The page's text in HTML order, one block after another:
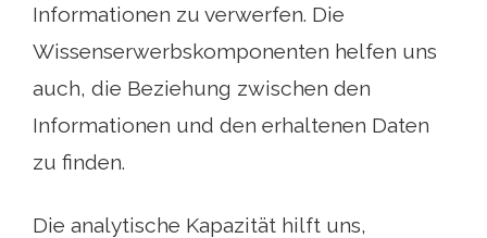
Informationen zu verwerfen. Die
Wissenserwerbskomponenten helfen uns
auch, die Beziehung zwischen den
Informationen und den erhaltenen Daten
zu finden.
Die analytische Kapazität hilft uns,